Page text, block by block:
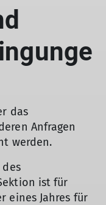
das
Anfragen
werden.
des
ist für
eines Jahres für